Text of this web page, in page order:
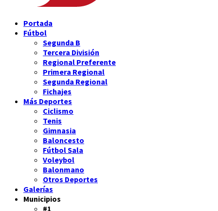
Portada
Fútbol
Segunda B
Tercera División
Regional Preferente
Primera Regional
Segunda Regional
Fichajes
Más Deportes
Ciclismo
Tenis
Gimnasia
Baloncesto
Fútbol Sala
Voleybol
Balonmano
Otros Deportes
Galerías
Municipios
#1